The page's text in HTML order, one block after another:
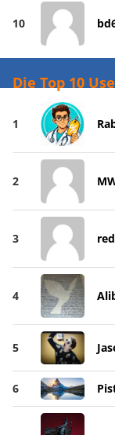
10
Die Top 10
1
2
3
4
5
6